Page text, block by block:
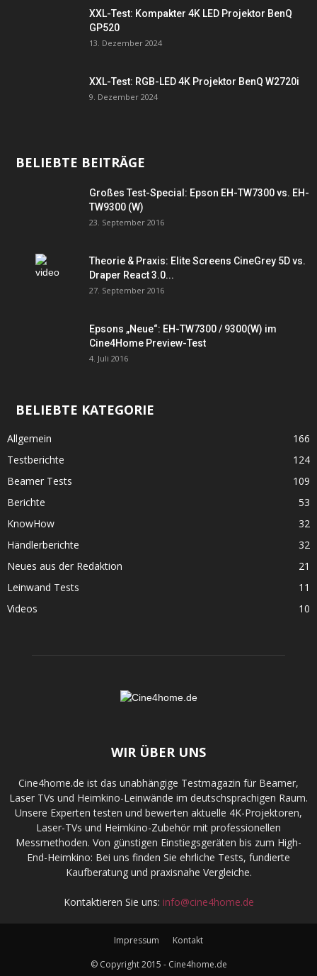
XXL-Test: Kompakter 4K LED Projektor BenQ
GP520
13. Dezember 2024
XXL-Test: RGB-LED 4K Projektor BenQ W2720i
9. Dezember 2024
BELIEBTE BEITRÄGE
Großes Test-Special: Epson EH-TW7300 vs. EH-
TW9300 (W)
23. September 2016
Theorie & Praxis: Elite Screens CineGrey 5D vs.
Draper React 3.0...
27. September 2016
Epsons „Neue“: EH-TW7300 / 9300(W) im
Cine4Home Preview-Test
4. Juli 2016
BELIEBTE KATEGORIE
Allgemein
166
Testberichte
124
Beamer Tests
109
Berichte
53
KnowHow
32
Händlerberichte
32
Neues aus der Redaktion
21
Leinwand Tests
11
Videos
10
WIR ÜBER UNS
Cine4home.de ist das unabhängige Testmagazin für Beamer,
Laser TVs und Heimkino-Leinwände im deutschsprachigen Raum.
Unsere Experten testen und bewerten aktuelle 4K-Projektoren,
Laser-TVs und Heimkino-Zubehör mit professionellen
Messmethoden. Von günstigen Einstiegsgeräten bis zum High-
End-Heimkino: Bei uns finden Sie ehrliche Tests, fundierte
Kaufberatung und praxisnahe Vergleiche.
Kontaktieren Sie uns: info@cine4home.de
Impressum
Kontakt
© Copyright 2015 - Cine4home.de